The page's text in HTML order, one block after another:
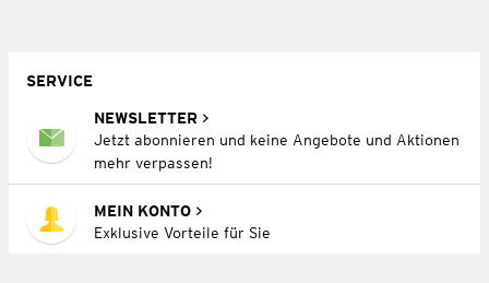
SERVICE
NEWSLETTER
Jetzt abonnieren und keine Angebote und Aktionen
mehr verpassen!
MEIN KONTO
Exklusive Vorteile für Sie